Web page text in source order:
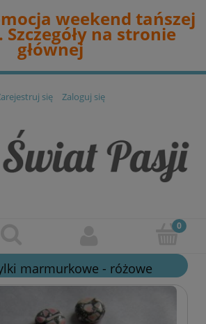
weekend tańszej
Szczegóły na stronie
głównej
się Zaloguj się
marmurkowe - różowe